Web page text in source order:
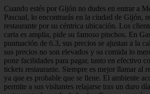
Cuando estés por Gijón no dudes en entrar a
Pascual, lo encontrarás en la ciudad de Gijón,
restaurante por su céntrica ubicación. Los
carta es amplia, pide su famoso pinchos. En
puntuación de 6.3, sus precios se ajustan a la
sus precios no son elevados y su comida lo
pone facilidades para pagar, tanto en efectivo
tickets restaurante. Siempre es mejor llamar al
ya que es probable que se llene. El ambiente
permite a sus visitantes relajarse tras un duro